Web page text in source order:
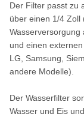
Der Filter passt zu
über einen 1/4 Zoll
Wasserversorgung
und einen
LG, Samsung,
andere Modelle).
Der Wasserfilter
Wasser und Eis